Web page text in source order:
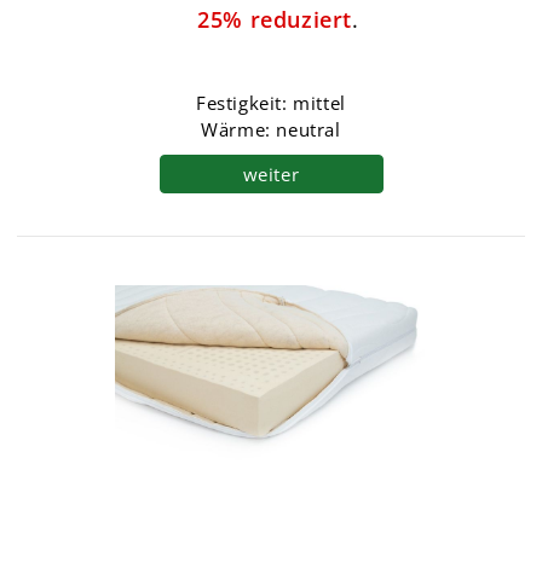
25% reduziert.
Festigkeit: mittel
Wärme: neutral
weiter